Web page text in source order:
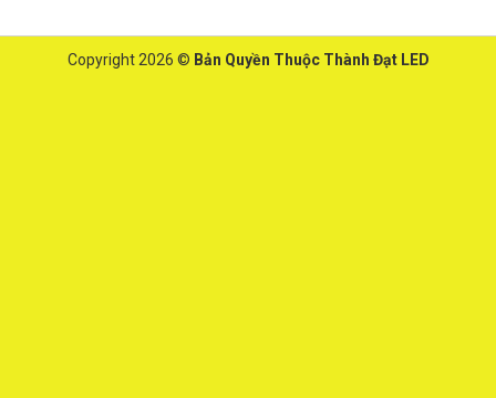
Copyright 2026 © Bản Quyền Thuộc Thành Đạt LED